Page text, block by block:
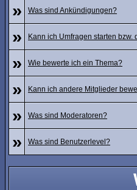
» Was sind Ankündigungen?
» Kann ich Umfragen starten bzw.
» Wie bewerte ich ein Thema?
» Kann ich andere Mitglieder
» Was sind Moderatoren?
» Was sind Benutzerlevel?